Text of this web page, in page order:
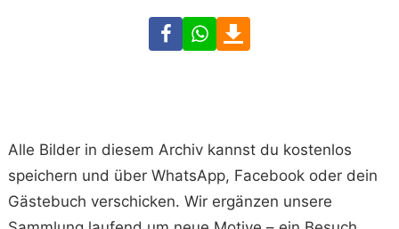
FacebookWhatsApp
Alle Bilder in diesem Archiv kannst du kostenlos
speichern und über WhatsApp, Facebook oder dein
Gästebuch verschicken. Wir ergänzen unsere